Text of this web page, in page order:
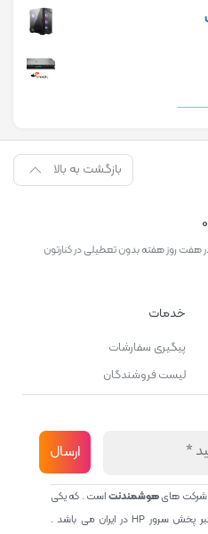
بازگشت به بالا
هفت روز هفته بدون تعطیلی در کنارتون
خدمات
پیگیری سفارشات
لیست فروشندگان
شرکت هایهوشمندنتاست . که یکی
شناخته ترین و یکی از شرکت معتبر پخش سرور HP در ایران می باشد .